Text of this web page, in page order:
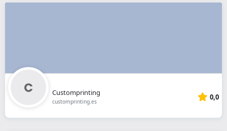
Customprinting
customprinting.es 0,0